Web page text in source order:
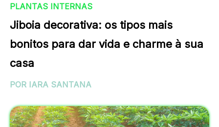
PLANTAS INTERNAS
Jiboia decorativa: os tipos mais
bonitos para dar vida e charme à sua
casa
POR IARA SANTANA